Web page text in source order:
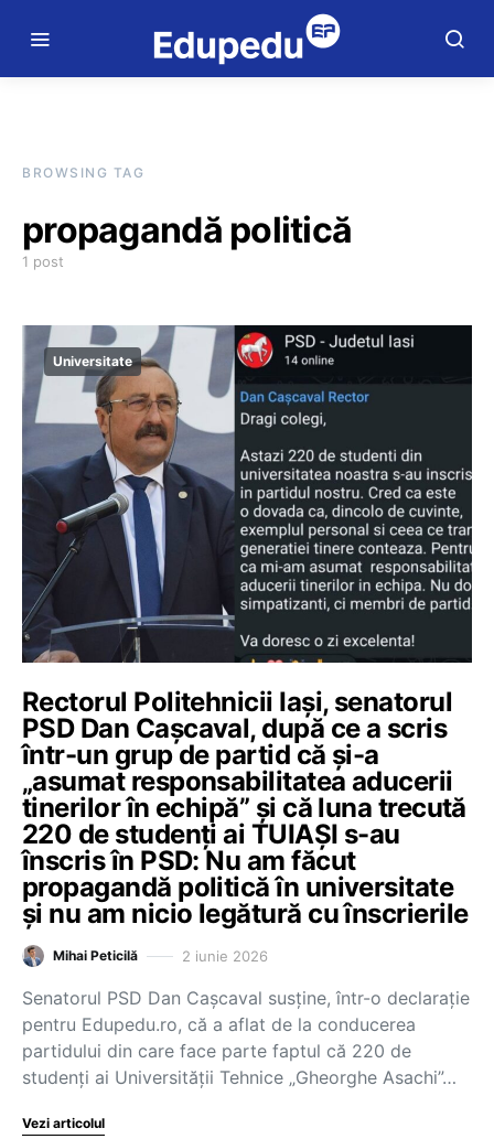
BROWSING TAG
propagandă politică
1 post
Universitate
Rectorul Politehnicii Iași, senatorul
PSD Dan Cașcaval, după ce a scris
într-un grup de partid că și-a
„asumat responsabilitatea aducerii
tinerilor în echipă” și că luna trecută
220 de studenți ai TUIAȘI s-au
înscris în PSD: Nu am făcut
propagandă politică în universitate
și nu am nicio legătură cu înscrierile
Mihai Peticilă 2 iunie 2026
Senatorul PSD Dan Cașcaval susține, într-o declarație
pentru Edupedu.ro, că a aflat de la conducerea
partidului din care face parte faptul că 220 de
studenți ai Universității Tehnice „Gheorghe Asachi”…
Vezi articolul